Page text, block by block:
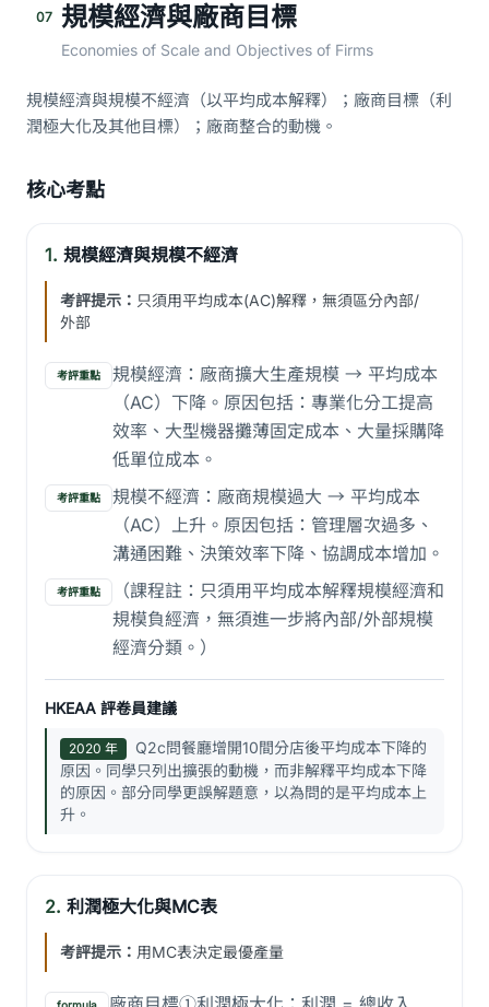
07 規模經濟與廠商目標
Economies of Scale and Objectives of Firms
規模經濟與規模不經濟（以平均成本解釋）；廠商目標（利
潤極大化及其他目標）；廠商整合的動機。
核心考點
1. 規模經濟與規模不經濟
考評提示： 只須用平均成本(AC)解釋，無須區分內部/
外部
考評重點
規模經濟：廠商擴大生產規模 → 平均成本
（AC）下降。原因包括：專業化分工提高
效率、大型機器攤薄固定成本、大量採購降
低單位成本。
考評重點
規模不經濟：廠商規模過大 → 平均成本
（AC）上升。原因包括：管理層次過多、
溝通困難、決策效率下降、協調成本增加。
考評重點
（課程註：只須用平均成本解釋規模經濟和
規模負經濟，無須進一步將內部/外部規模
經濟分類。）
HKEAA 評卷員建議
2020 年
Q2c問餐廳增開10間分店後平均成本下降的
原因。同學只列出擴張的動機，而非解釋平均成本下降
的原因。部分同學更誤解題意，以為問的是平均成本上
升。
2. 利潤極大化與MC表
考評提示： 用MC表決定最優產量